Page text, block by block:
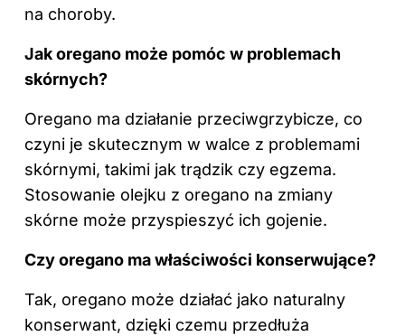
na choroby.
Jak oregano może pomóc w problemach
skórnych?
Oregano ma działanie przeciwgrzybicze, co
czyni je skutecznym w walce z problemami
skórnymi, takimi jak trądzik czy egzema.
Stosowanie olejku z oregano na zmiany
skórne może przyspieszyć ich gojenie.
Czy oregano ma właściwości konserwujące?
Tak, oregano może działać jako naturalny
konserwant, dzięki czemu przedłuża